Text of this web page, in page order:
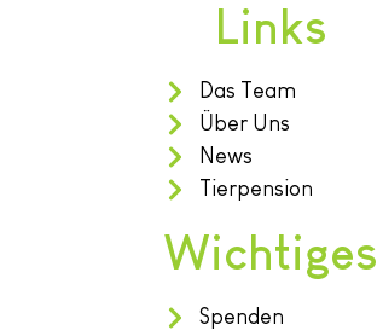
Links
Das Team
Über Uns
News
Tierpension
Wichtiges
Spenden